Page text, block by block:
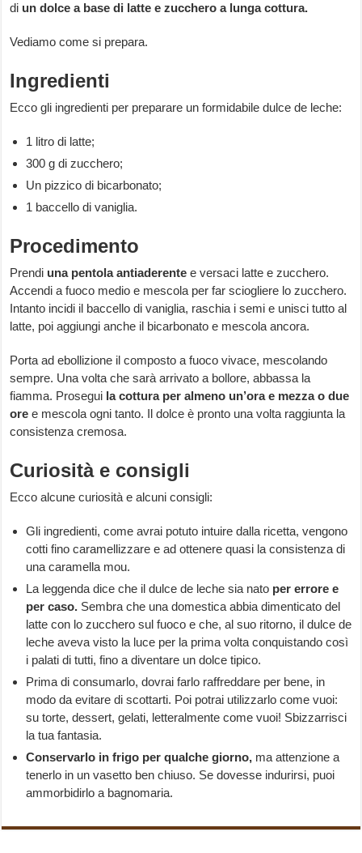
di un dolce a base di latte e zucchero a lunga cottura.
Vediamo come si prepara.
Ingredienti
Ecco gli ingredienti per preparare un formidabile dulce de leche:
1 litro di latte;
300 g di zucchero;
Un pizzico di bicarbonato;
1 baccello di vaniglia.
Procedimento
Prendi una pentola antiaderente e versaci latte e zucchero.
Accendi a fuoco medio e mescola per far sciogliere lo zucchero.
Intanto incidi il baccello di vaniglia, raschia i semi e unisci tutto al
latte, poi aggiungi anche il bicarbonato e mescola ancora.
Porta ad ebollizione il composto a fuoco vivace, mescolando
sempre. Una volta che sarà arrivato a bollore, abbassa la
fiamma. Prosegui la cottura per almeno un’ora e mezza o due
ore e mescola ogni tanto. Il dolce è pronto una volta raggiunta la
consistenza cremosa.
Curiosità e consigli
Ecco alcune curiosità e alcuni consigli:
Gli ingredienti, come avrai potuto intuire dalla ricetta, vengono
cotti fino caramellizzare e ad ottenere quasi la consistenza di
una caramella mou.
La leggenda dice che il dulce de leche sia nato per errore e
per caso. Sembra che una domestica abbia dimenticato del
latte con lo zucchero sul fuoco e che, al suo ritorno, il dulce de
leche aveva visto la luce per la prima volta conquistando così
i palati di tutti, fino a diventare un dolce tipico.
Prima di consumarlo, dovrai farlo raffreddare per bene, in
modo da evitare di scottarti. Poi potrai utilizzarlo come vuoi:
su torte, dessert, gelati, letteralmente come vuoi! Sbizzarrisci
la tua fantasia.
Conservarlo in frigo per qualche giorno, ma attenzione a
tenerlo in un vasetto ben chiuso. Se dovesse indurirsi, puoi
ammorbidirlo a bagnomaria.